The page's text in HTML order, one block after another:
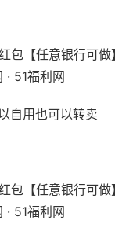
自用也可以转卖